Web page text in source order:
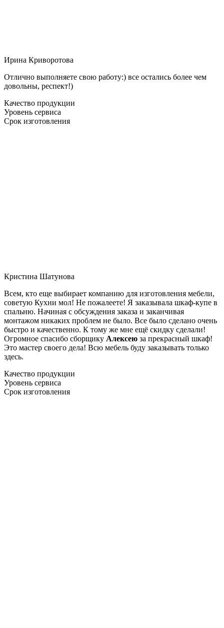
Ирина Криворотова
Отлично выполняете свою работу:) все остались более чем
довольны, респект!)
Качество продукции
Уровень сервиса
Срок изготовления
Кристина Шатунова
Всем, кто еще выбирает компанию для изготовления мебели,
советую Кухни мол! Не пожалеете! Я заказывала шкаф-купе в
спальню. Начиная с обсуждения заказа и заканчивая
монтажом никаких проблем не было. Все было сделано очень
быстро и качественно. К тому же мне ещё скидку сделали!
Огромное спасибо сборщику Алексею за прекрасный шкаф!
Это мастер своего дела! Всю мебель буду заказывать только
здесь.
Качество продукции
Уровень сервиса
Срок изготовления